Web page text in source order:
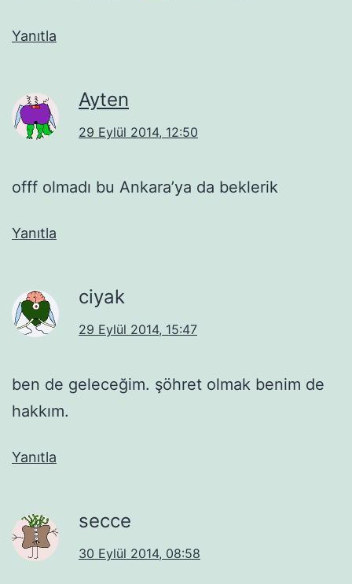
Yanıtla
Ayten
29 Eylül 2014, 12:50
offf olmadı bu Ankara’ya da beklerik
Yanıtla
ciyak
29 Eylül 2014, 15:47
ben de geleceğim. şöhret olmak benim de
hakkım.
Yanıtla
secce
30 Eylül 2014, 08:58